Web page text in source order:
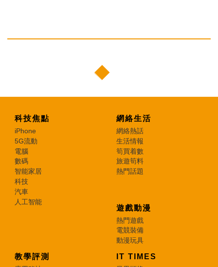
科技焦點
iPhone
5G流動
電腦
數碼
智能家居
科技
汽車
人工智能
網絡生活
網絡熱話
生活情報
筍買着數
旅遊筍料
熱門話題
遊戲動漫
熱門遊戲
電競裝備
動漫玩具
教學評測 IT TIMES